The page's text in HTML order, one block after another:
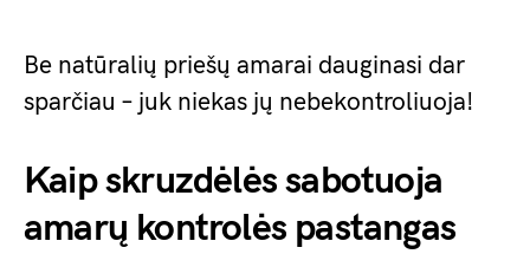
Be natūralių priešų amarai dauginasi dar
sparčiau – juk niekas jų nebekontroliuoja!
Kaip skruzdėlės sabotuoja
amarų kontrolės pastangas